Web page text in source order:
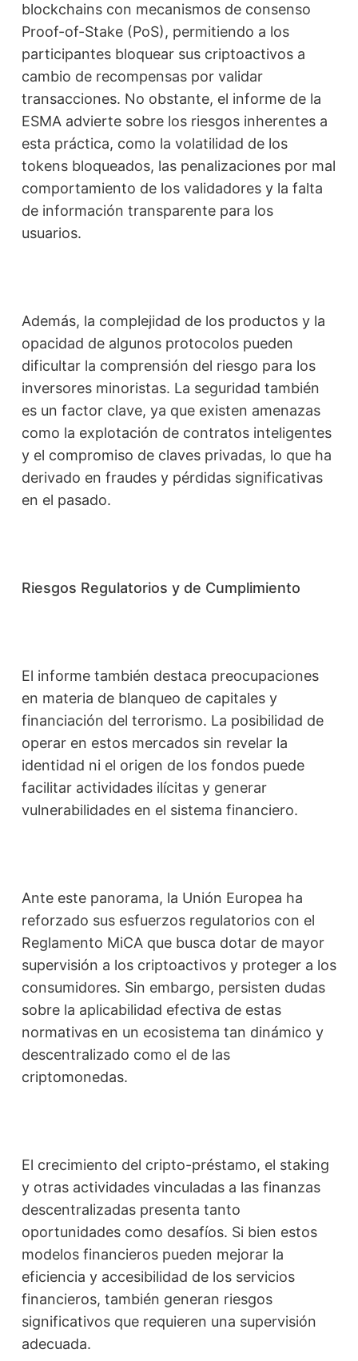
blockchains con mecanismos de consenso
Proof-of-Stake (PoS), permitiendo a los
participantes bloquear sus criptoactivos a
cambio de recompensas por validar
transacciones. No obstante, el informe de la
ESMA advierte sobre los riesgos inherentes a
esta práctica, como la volatilidad de los
tokens bloqueados, las penalizaciones por mal
comportamiento de los validadores y la falta
de información transparente para los
usuarios.
Además, la complejidad de los productos y la
opacidad de algunos protocolos pueden
dificultar la comprensión del riesgo para los
inversores minoristas. La seguridad también
es un factor clave, ya que existen amenazas
como la explotación de contratos inteligentes
y el compromiso de claves privadas, lo que ha
derivado en fraudes y pérdidas significativas
en el pasado.
Riesgos Regulatorios y de Cumplimiento
El informe también destaca preocupaciones
en materia de blanqueo de capitales y
financiación del terrorismo. La posibilidad de
operar en estos mercados sin revelar la
identidad ni el origen de los fondos puede
facilitar actividades ilícitas y generar
vulnerabilidades en el sistema financiero.
Ante este panorama, la Unión Europea ha
reforzado sus esfuerzos regulatorios con el
Reglamento MiCA que busca dotar de mayor
supervisión a los criptoactivos y proteger a los
consumidores. Sin embargo, persisten dudas
sobre la aplicabilidad efectiva de estas
normativas en un ecosistema tan dinámico y
descentralizado como el de las
criptomonedas.
El crecimiento del cripto-préstamo, el staking
y otras actividades vinculadas a las finanzas
descentralizadas presenta tanto
oportunidades como desafíos. Si bien estos
modelos financieros pueden mejorar la
eficiencia y accesibilidad de los servicios
financieros, también generan riesgos
significativos que requieren una supervisión
adecuada.